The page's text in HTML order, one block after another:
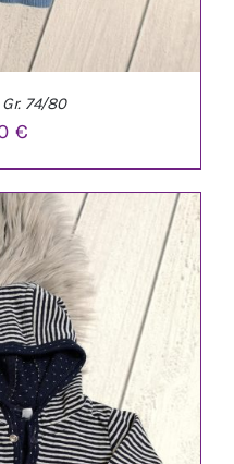
/ DETAILS
74/80
€